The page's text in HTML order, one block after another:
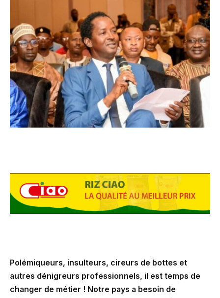
Polémiqueurs, insulteurs, cireurs de bottes et
autres dénigreurs professionnels, il est temps de
changer de métier ! Notre pays a besoin de